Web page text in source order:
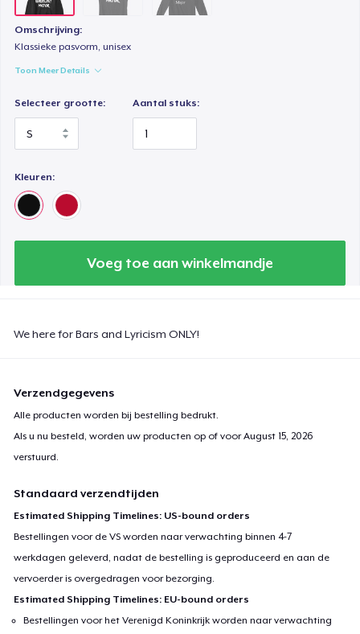
Omschrijving:
Klassieke pasvorm, unisex
Toon Meer Details
Selecteer grootte: Aantal stuks:
Kleuren:
Voeg toe aan winkelmandje
We here for Bars and Lyricism ONLY!
Verzendgegevens
Alle producten worden bij bestelling bedrukt.
Als u nu besteld, worden uw producten op of voorAugust 15, 2026
verstuurd.
Standaard verzendtijden
Estimated Shipping Timelines: US-bound orders
Bestellingen voor de VS worden naar verwachting binnen 4-7
werkdagen geleverd, nadat de bestelling is geproduceerd en aan de
vervoerder is overgedragen voor bezorging.
Estimated Shipping Timelines: EU-bound orders
Bestellingen voor het Verenigd Koninkrijk worden naar verwachting